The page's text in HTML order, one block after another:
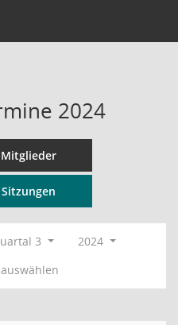
2024
Mitglieder
Sitzungen
3
2024